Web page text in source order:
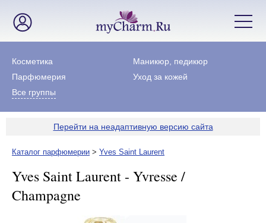
Косметика
Маникюр, педикюр
Парфюмерия
Уход за кожей
Все группы
Перейти на неадаптивную версию сайта
Каталог парфюмерии > Yves Saint Laurent
Yves Saint Laurent - Yvresse /
Champagne